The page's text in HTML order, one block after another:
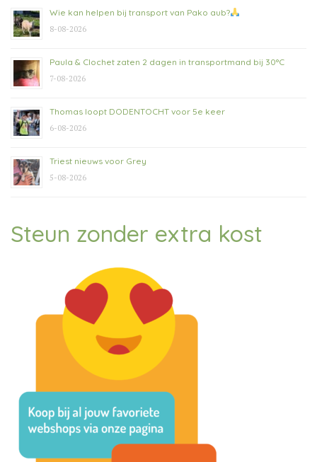
Wie kan helpen bij transport van Pako aub?
8-08-2026
Paula & Clochet zaten 2 dagen in transportmand bij 30°C
7-08-2026
Thomas loopt DODENTOCHT voor 5e keer
6-08-2026
Triest nieuws voor Grey
5-08-2026
Steun zonder extra kost